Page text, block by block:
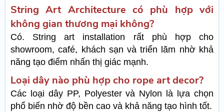
String Art Architecture có phù hợp với
không gian thương mại không?
Có. String art installation rất phù hợp cho
showroom, café, khách sạn và triển lãm nhờ khả
năng tạo điểm nhấn thị giác mạnh.
Loại dây nào phù hợp cho rope art decor?
Các loại dây PP, Polyester và Nylon là lựa chọn
phổ biến nhờ độ bền cao và khả năng tạo hình tốt.